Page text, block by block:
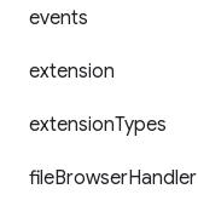
events
extension
extensionTypes
fileBrowserHandler